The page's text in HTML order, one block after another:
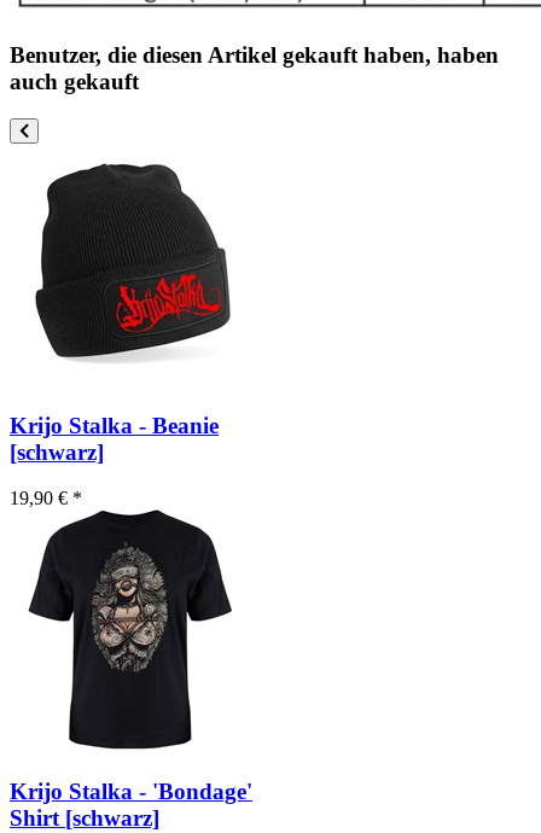
Benutzer, die diesen Artikel gekauft haben, haben
auch gekauft
Krijo Stalka - Beanie
[schwarz]
19,90 € *
Krijo Stalka - 'Bondage'
Shirt [schwarz]